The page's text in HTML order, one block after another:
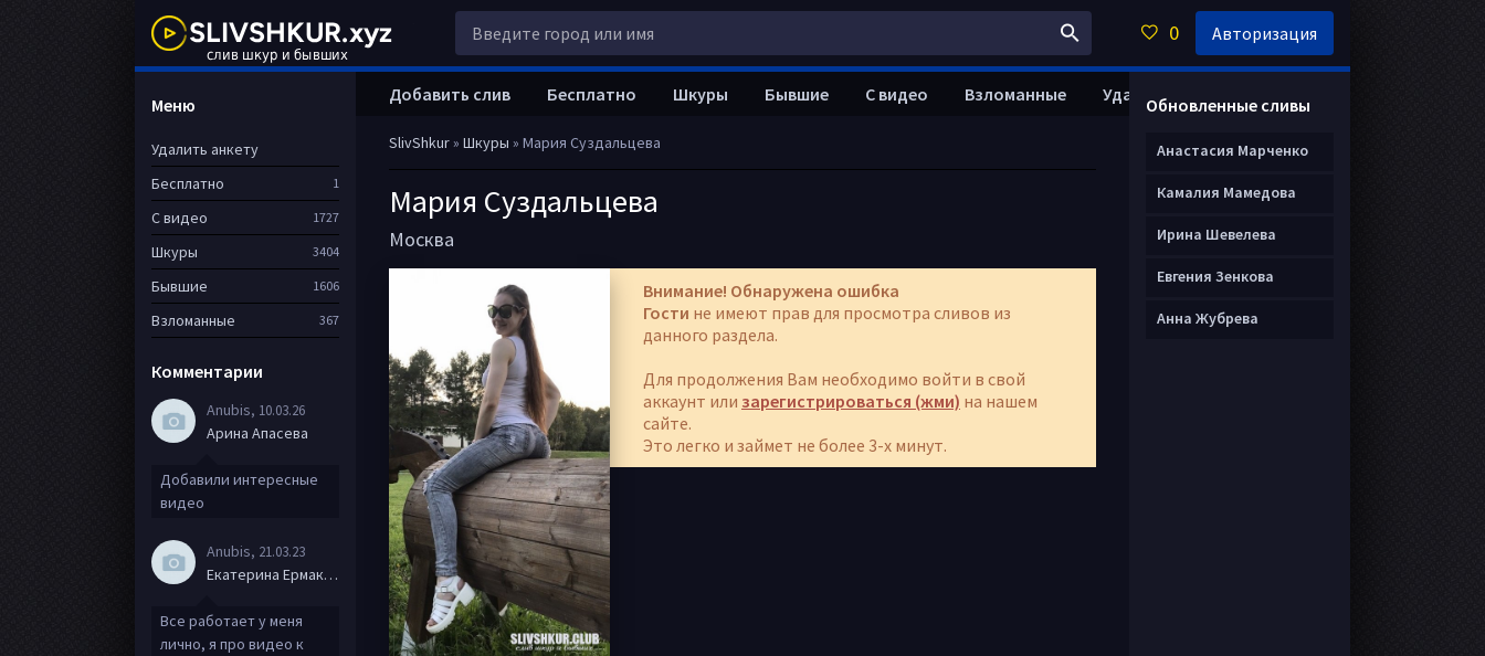
SlivShkur» Шкуры » Мария Суздальцева
Мария Суздальцева
Москва
Внимание! Обнаружена ошибка
Гости не имеют прав для просмотра сливов из
данного раздела.
Для продолжения Вам необходимо войти в свой
аккаунт или зарегистрироваться (жми) на нашем
сайте.
Это легко и займет не более 3-х минут.
Добавить слив Бесплатно Шкуры Бывшие С видео Взломанные Удалить анкету
Меню
Удалить анкету
Бесплатно
1
С видео 1727
Шкуры 3404
Бывшие 1606
Взломанные 367
Комментарии
Anubis, 10.03.26
Арина Апасева
Добавили интересные
видео
Anubis, 21.03.23
Екатерина Ермакова
Все работает у меня
лично, я про видео к
Обновленные сливы
Анастасия Марченко
Камалия Мамедова
Ирина Шевелева
Евгения Зенкова
Анна Жубрева
0 Авторизация